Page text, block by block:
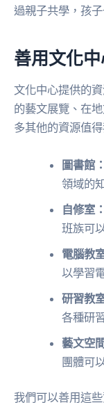
過親子共學，孩
善用文化
文化中心提供的
的藝文展覽、在
多其他的資源值
圖書館
領域的
自修室
班族可
電腦教
以學習
研習教
各種研
藝文空
團體可
我們可以善用這